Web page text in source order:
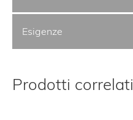
Esigenze
Prodotti correlati